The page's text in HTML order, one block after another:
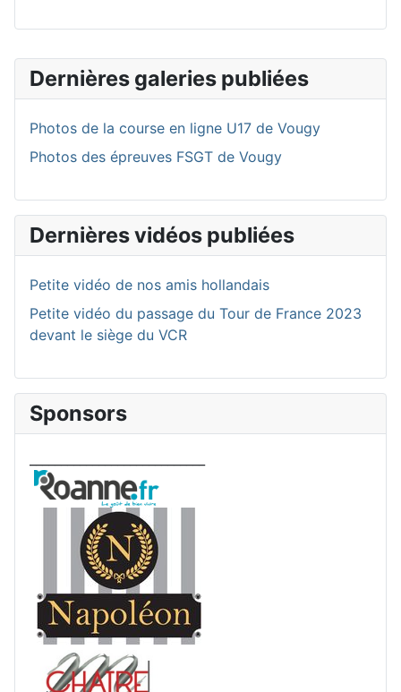
Dernières galeries publiées
Photos de la course en ligne U17 de Vougy
Photos des épreuves FSGT de Vougy
Dernières vidéos publiées
Petite vidéo de nos amis hollandais
Petite vidéo du passage du Tour de France 2023
devant le siège du VCR
Sponsors